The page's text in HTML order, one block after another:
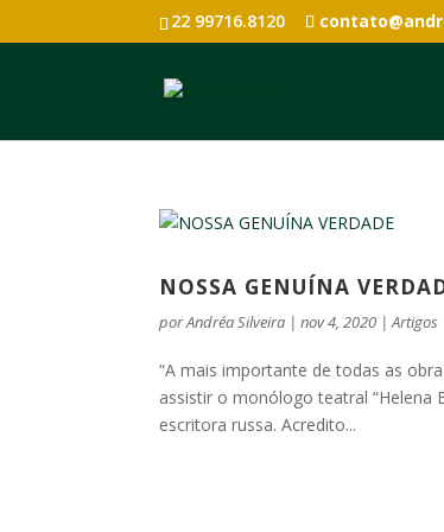
22 99716.8120
NOSSA GENUÍNA
porAndréa Silveira |nov 4, 2020 |Artigos
“A mais importante de todas as
assistir o monólogo teatral “Helena
escritora russa. Acredito...